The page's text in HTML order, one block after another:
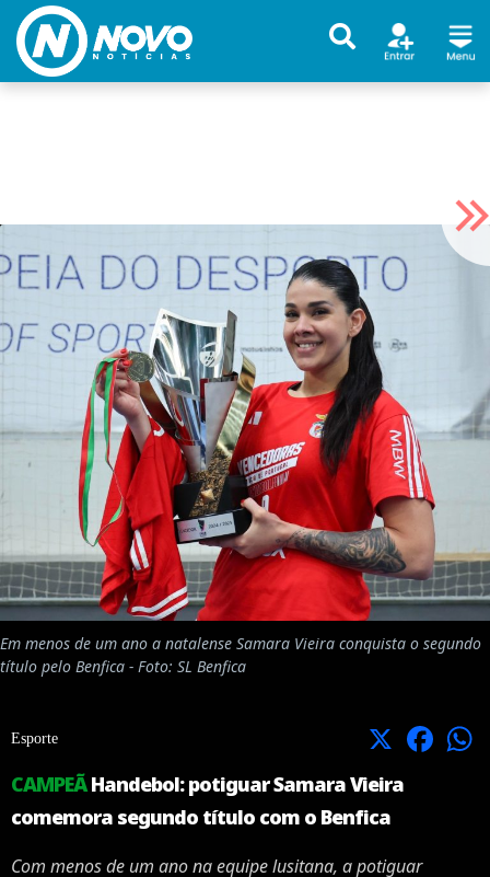
Em menos de um ano a natalense Samara Vieira conquista o segundo
título pelo Benfica - Foto: SL Benfica
Esporte X Facebook
CAMPEÃHandebol: potiguar Samara Vieira
comemora segundo título com o Benfica
Com menos de um ano na equipe lusitana, a potiguar